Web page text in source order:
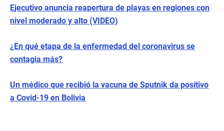
Ejecutivo anuncia reapertura de playas en regiones con
nivel moderado y alto (VIDEO)
¿En qué etapa de la enfermedad del coronavirus se
contagia más?
Un médico que recibió la vacuna de Sputnik da positivo
a Covid-19 en Bolivia